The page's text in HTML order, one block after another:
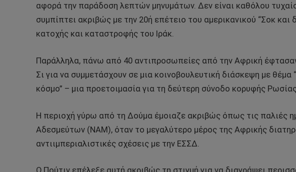
αφορά την παράδοση λεπτών μηνυμάτων. Δεν είναι καθόλου
συμπίπτει ακριβώς με την 20ή επέτειο του αμερικανικού “Σοκ και
κατοχής και καταστροφής του Ιράκ.
Παράλληλα, πάνω από 40 αντιπροσωπείες από την Αφρική
Σι για να συμμετάσχουν σε μια κοινοβουλευτική διάσκεψη με
κόσμο” – μια προετοιμασία για τη δεύτερη σύνοδο κορυφής
Η περιοχή γύρω από τη Δούμα έμοιαζε ακριβώς όπως τις παλιές
Αδεσμεύτων (NAM), όταν το μεγαλύτερο μέρος της Αφρικής
αντιιμπεριαλιστικές σχέσεις με την ΕΣΣΔ.